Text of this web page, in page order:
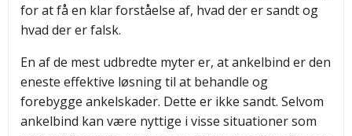
for at få en klar forståelse af, hvad der er sandt og
hvad der er falsk.
En af de mest udbredte myter er, at ankelbind er den
eneste effektive løsning til at behandle og
forebygge ankelskader. Dette er ikke sandt. Selvom
ankelbind kan være nyttige i visse situationer som